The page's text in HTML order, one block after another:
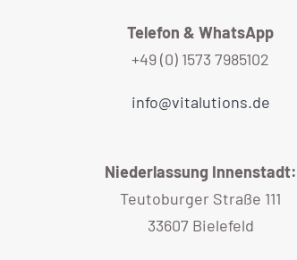
Telefon & WhatsApp
+49 (0) 1573 7985102
info@vitalutions.de
Niederlassung Innenstadt:
Teutoburger Straße 111
33607 Bielefeld